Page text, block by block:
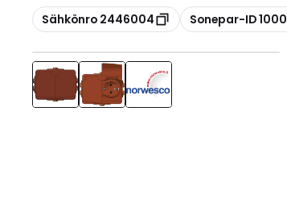
Kopioi
Sähkönro 2446004 Kopioi
Sonepar-ID